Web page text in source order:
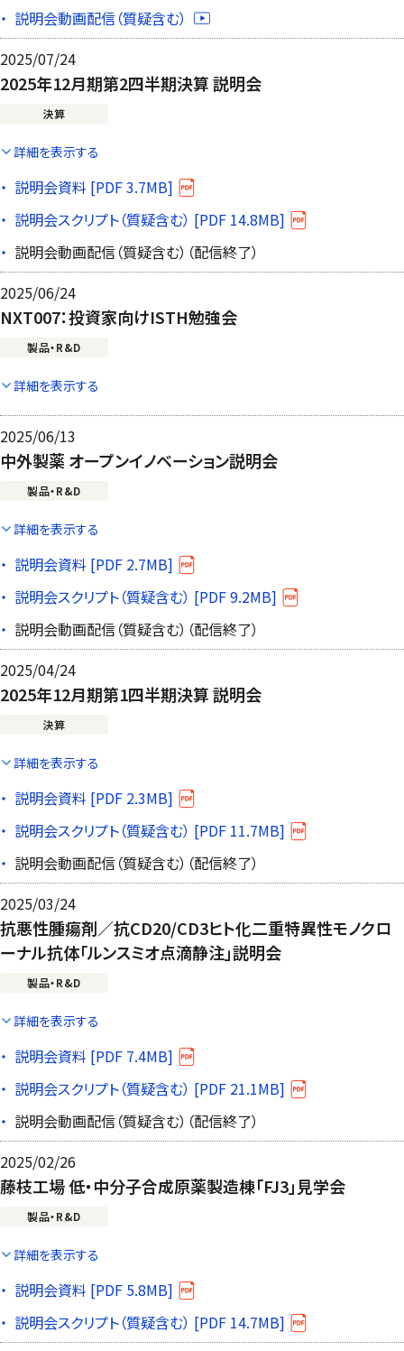
説明会動画配信（質疑含む）
2025/07/24
2025年12月期第2四半期決算 説明会
決算
詳細を表示する
説明会資料 [PDF 3.7MB]
説明会スクリプト（質疑含む） [PDF 14.8MB]
説明会動画配信（質疑含む）（配信終了）
2025/06/24
NXT007：投資家向けISTH勉強会
製品・R&D
詳細を表示する
2025/06/13
中外製薬 オープンイノベーション説明会
製品・R&D
詳細を表示する
説明会資料 [PDF 2.7MB]
説明会スクリプト（質疑含む） [PDF 9.2MB]
説明会動画配信（質疑含む）（配信終了）
2025/04/24
2025年12月期第1四半期決算 説明会
決算
詳細を表示する
説明会資料 [PDF 2.3MB]
説明会スクリプト（質疑含む） [PDF 11.7MB]
説明会動画配信（質疑含む）（配信終了）
2025/03/24
抗悪性腫瘍剤／抗CD20/CD3ヒト化二重特異性モノクロ
ーナル抗体「ルンスミオ点滴静注」説明会
製品・R&D
詳細を表示する
説明会資料 [PDF 7.4MB]
説明会スクリプト（質疑含む） [PDF 21.1MB]
説明会動画配信（質疑含む）（配信終了）
2025/02/26
藤枝工場 低・中分子合成原薬製造棟「FJ3」見学会
製品・R&D
詳細を表示する
説明会資料 [PDF 5.8MB]
説明会スクリプト（質疑含む） [PDF 14.7MB]